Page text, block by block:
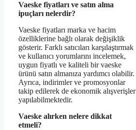
Vaeske fiyatları ve satın alma
ipuçları nelerdir?
Vaeske fiyatları marka ve hacim
özelliklerine bağlı olarak değişiklik
gösterir. Farklı satıcıları karşılaştırmak
ve kullanıcı yorumlarını incelemek,
uygun fiyatlı ve kaliteli bir vaeske
ürünü satın almanıza yardımcı olabilir.
Ayrıca, indirimler ve promosyonlar
takip edilerek de ekonomik alışverişler
yapılabilmektedir.
Vaeske alırken nelere dikkat
etmeli?